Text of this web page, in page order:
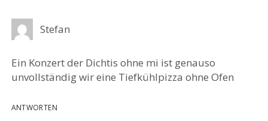
Stefan
Ein Konzert der Dichtis ohne mi ist genauso
unvollständig wir eine Tiefkühlpizza ohne Ofen
ANTWORTEN